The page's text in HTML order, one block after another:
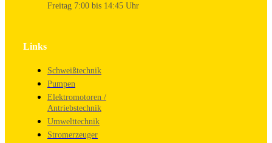
Freitag 7:00 bis 14:45 Uhr
Links
Schweißtechnik
Pumpen
Elektromotoren /
Antriebstechnik
Umwelttechnik
Stromerzeuger